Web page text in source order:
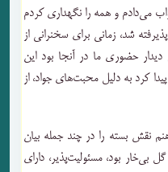
می‌دادم و همه را نگهداری کردم
شد، زمانی برای سخنرانی از
حضوری ما در آنجا بود این
کرد به دلیل محبت‌های جواد، از
نقش بسته را در چند جمله بیان
بی‌خار بود، مسئولیت‌پذیر، دارای